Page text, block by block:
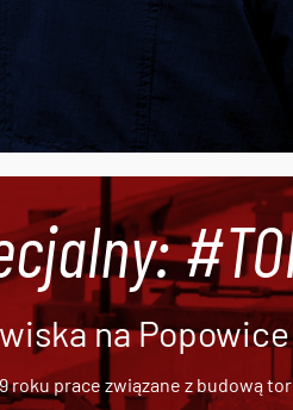
na
roku prace związane z budową